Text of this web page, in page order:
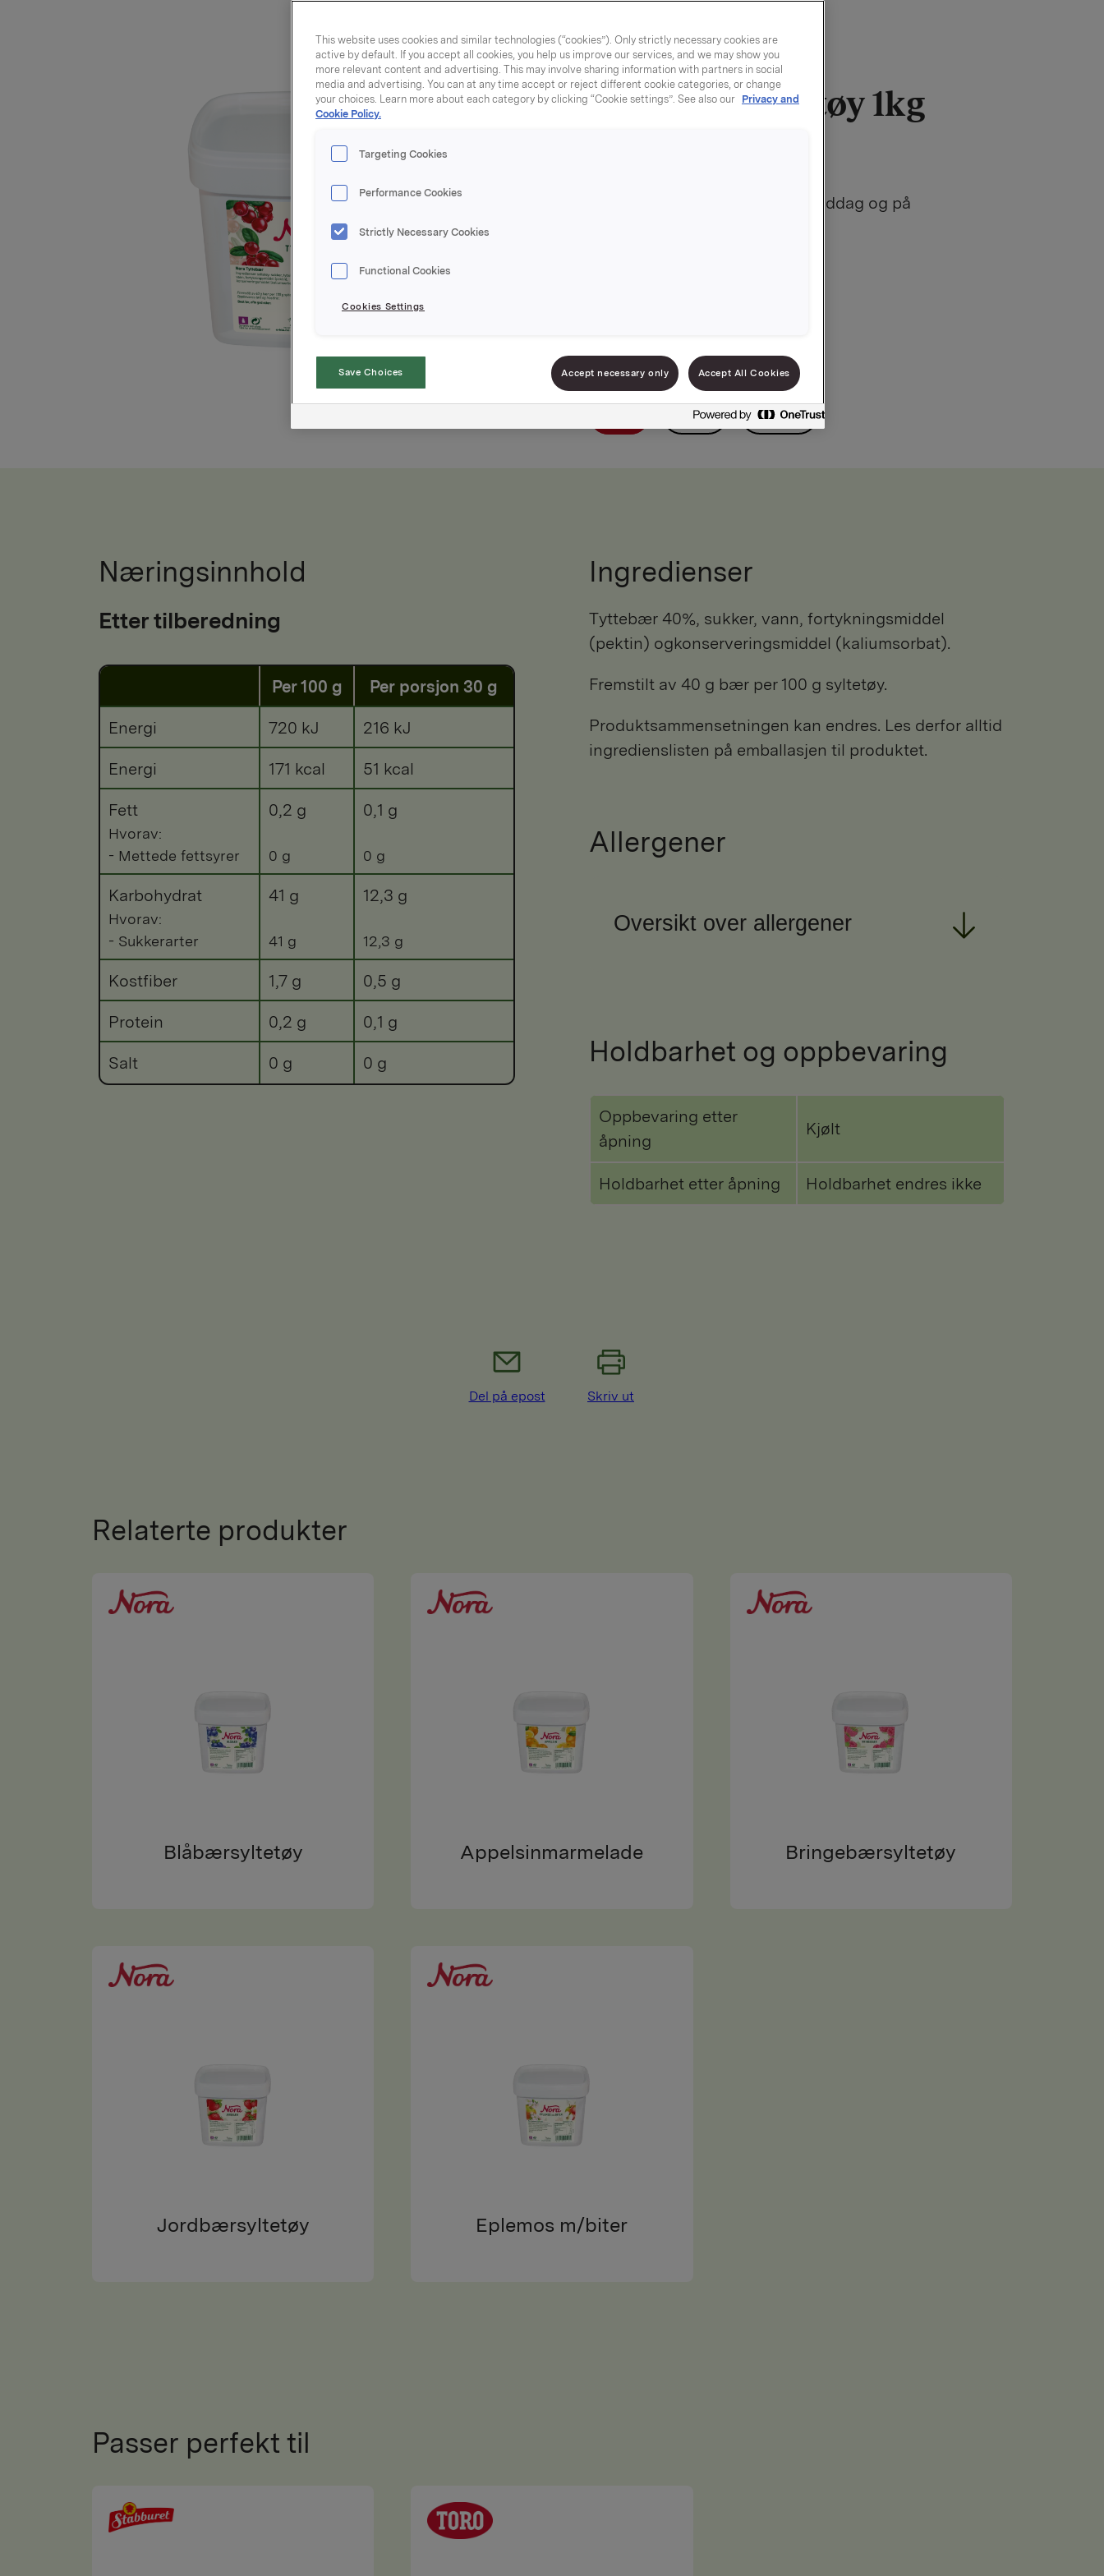
Tyttebærsyltetøy 1kg
Syltetøy klar til bruk, både til middag og på
24g 9,5kg
Næringsinnhold
Etter tilberedning
Per 100 g Per porsjon 30 g
Energi 720 kJ 216 kJ
Energi 171 kcal 51 kcal
Fett
Hvorav:
- Mettede fettsyrer
0,2 g
0 g
0,1 g
0 g
Karbohydrat
Hvorav:
- Sukkerarter
41 g
41 g
12,3 g
12,3 g
Kostfiber 1,7 g 0,5 g
Protein 0,2 g 0,1 g
Salt 0 g 0 g
Ingredienser
tyttebær 40%, sukker, vann, fortykningsmiddel
(pektin) ogkonserveringsmiddel (kaliumsorbat).
Fremstilt av 40 g bær per 100 g syltetøy.
Produktsammensetningen kan endres. Les derfor alltid
ingredienslisten på emballasjen til produktet.
Allergener
Oversikt over allergener
Holdbarhet og oppbevaring
Oppbevaring etter
åpning
Kjølt
Holdbarhet etter åpning Holdbarhet endres ikke
Del på epost Skriv ut
Relaterte produkter
Blåbærsyltetøy Appelsinmarmelade Bringebærsyltetøy
Jordbærsyltetøy Eplemos m/biter
Passer perfekt til
This website uses cookies and similar technologies (“cookies”). Only strictly necessary cookies are
active by default. If you accept all cookies, you help us improve our services, and we may show you
more relevant content and advertising. This may involve sharing information with partners in social
media and advertising. You can at any time accept or reject different cookie categories, or change
your choices. Learn more about each category by clicking “Cookie settings”. See also our Privacy and
Cookie Policy.
Targeting Cookies
Performance Cookies
Strictly Necessary Cookies
Functional Cookies
Cookies Settings
Save Choices Accept necessary only Accept All Cookies